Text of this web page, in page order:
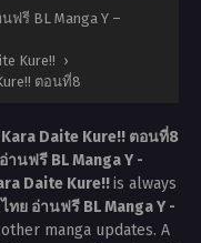
ฟรี BL Manga Y –
Kure!!
›
ตอนที่8
Kara Daite Kure!! ตอนที่8
านฟรี BL Manga Y -
Daite Kure!!is always
ทย อ่านฟรี BL Manga Y -
manga updates. A